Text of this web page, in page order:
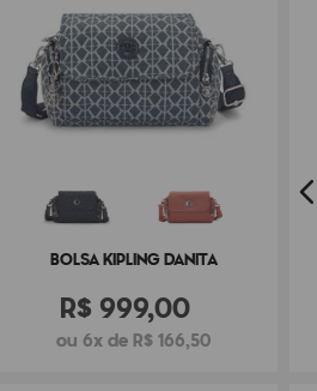
BOLSA KIPLING DANITA
R$ 999,00
ou 6x de R$ 166,50